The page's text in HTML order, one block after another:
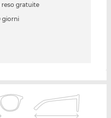
reso gratuite
giorni